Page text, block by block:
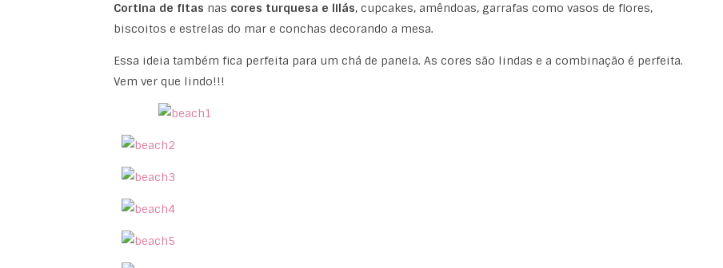
Cortina de fitas nas cores turquesa e lilás, cupcakes, amêndoas, garrafas como vasos de flores,
biscoitos e estrelas do mar e conchas decorando a mesa.
Essa ideia também fica perfeita para um chá de panela. As cores são lindas e a combinação é perfeita.
Vem ver que lindo!!!